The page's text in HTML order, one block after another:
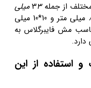
از جمله 3
3 میلی
8 میلی متر و 10*10 میلی
مش فایبرگلاس به
استفاده از این